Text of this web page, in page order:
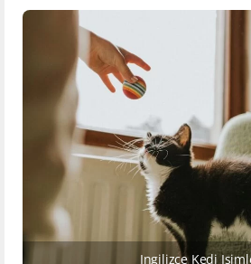
Ingilizce Kedi